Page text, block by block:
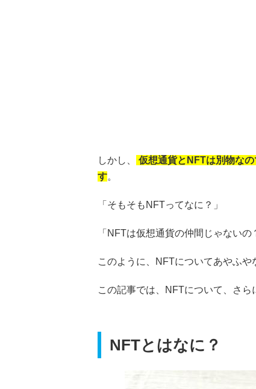
しかし、
仮想通貨とNFTは別物な
す。
「そもそもNFTってなに？」
「NFTは仮想通貨の仲間じゃないの
このように、NFTについてあやふや
この記事では、NFTについて、さら
NFTとはなに？